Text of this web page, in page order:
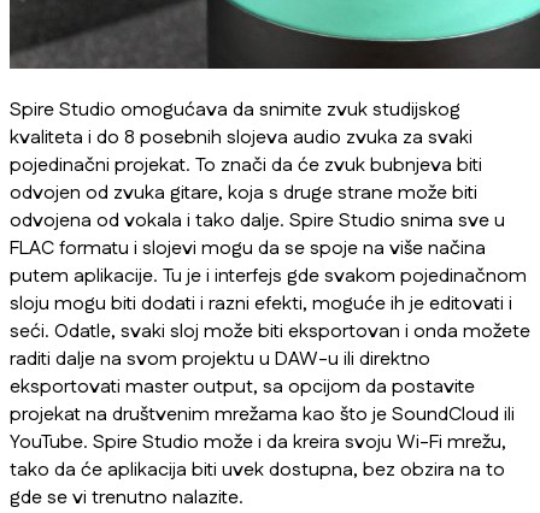
Spire Studio omogućava da snimite zvuk studijskog
kvaliteta i do 8 posebnih slojeva audio zvuka za svaki
pojedinačni projekat. To znači da će zvuk bubnjeva biti
odvojen od zvuka gitare, koja s druge strane može biti
odvojena od vokala i tako dalje. Spire Studio snima sve u
FLAC formatu i slojevi mogu da se spoje na više načina
putem aplikacije. Tu je i interfejs gde svakom pojedinačnom
sloju mogu biti dodati i razni efekti, moguće ih je editovati i
seći. Odatle, svaki sloj može biti eksportovan i onda možete
raditi dalje na svom projektu u DAW-u ili direktno
eksportovati master output, sa opcijom da postavite
projekat na društvenim mrežama kao što je SoundCloud ili
YouTube. Spire Studio može i da kreira svoju Wi-Fi mrežu,
tako da će aplikacija biti uvek dostupna, bez obzira na to
gde se vi trenutno nalazite.